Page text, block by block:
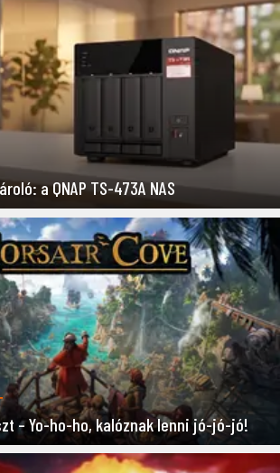
a QNAP TS-473A NAS
– Yo-ho-ho, kalóznak lenni jó-jó-jó!